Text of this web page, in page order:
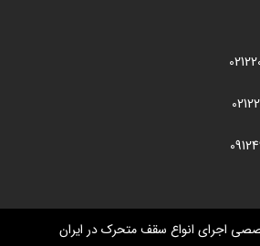
اجرای انواع سقف متحرک در ایران